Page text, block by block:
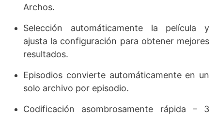
Archos.
Selección automáticamente la película y
ajusta la configuración para obtener mejores
resultados.
Episodios convierte automáticamente en un
solo archivo por episodio.
Codificación asombrosamente rápida – 3